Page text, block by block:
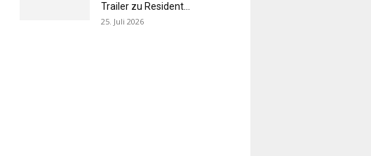
Trailer zu Resident...
25. Juli 2026